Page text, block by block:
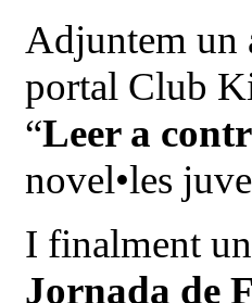
Adjuntem un
portal Club
“Leer a
novel•les
I finalment
Jornada de